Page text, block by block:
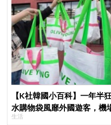
【K社韓國小百科】一年半
水購物袋風靡外國遊客，機
生活